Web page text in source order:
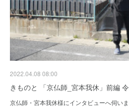
2022.04.08 08:00
きものと 「京仏師_宮本我休」前編
京仏師・宮本我休様にインタビューへ伺い